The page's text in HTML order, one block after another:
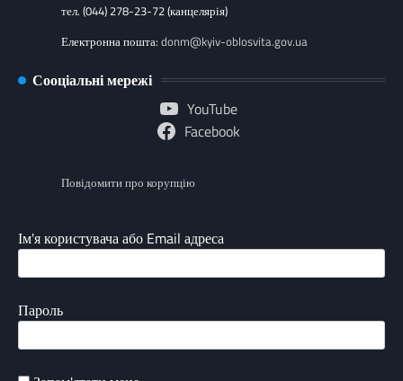
тел. (044) 278-23-72 (канцелярія)
Електронна пошта: donm@kyiv-oblosvita.gov.ua
Сооціальні мережі
YouTube
Facebook
Повідомити про корупцію
Ім'я користувача або Email адреса
Пароль